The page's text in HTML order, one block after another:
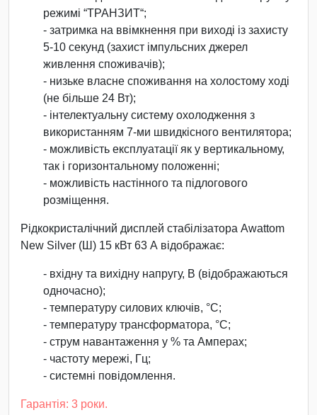
режимі “ТРАНЗИТ“;
- затримка на ввімкнення при виході із захисту
5-10 секунд (захист імпульсних джерел
живлення споживачів);
- низьке власне споживання на холостому ході
(не більше 24 Вт);
- інтелектуальну систему охолодження з
використанням 7-ми швидкісного вентилятора;
- можливість експлуатації як у вертикальному,
так і горизонтальному положенні;
- можливість настінного та підлогового
розміщення.
Рідкокристалічний дисплей стабілізатора Awattom
New Silver (Ш) 15 кВт 63 А відображає:
- вхідну та вихідну напругу, В (відображаються
одночасно);
- температуру силових ключів, °С;
- температуру трансформатора, °С;
- струм навантаження у % та Амперах;
- частоту мережі, Гц;
- системні повідомлення.
Гарантія: 3 роки.